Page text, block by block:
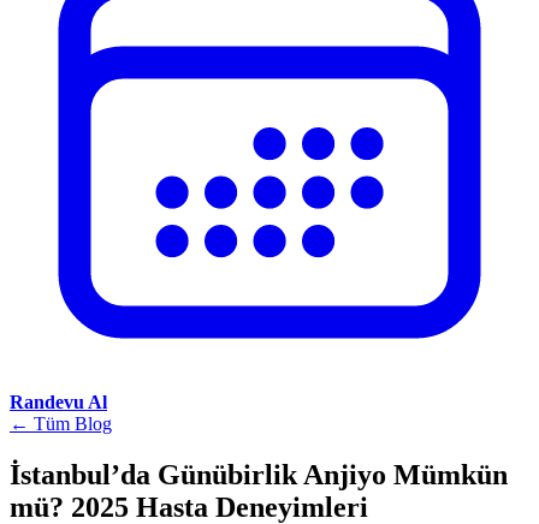
Randevu Al
← Tüm Blog
İstanbul’da Günübirlik Anjiyo Mümkün
mü? 2025 Hasta Deneyimleri